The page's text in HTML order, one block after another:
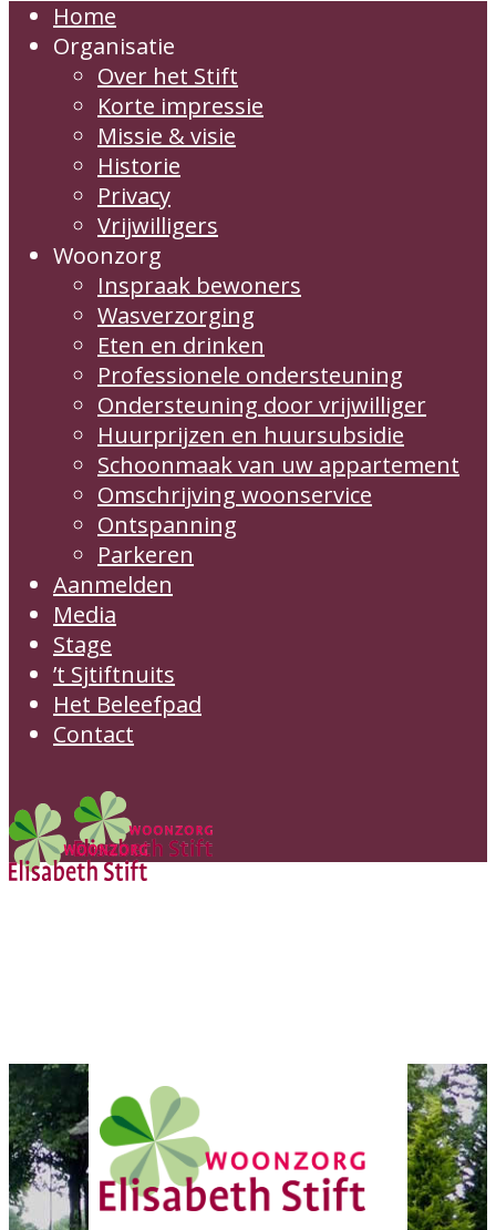
Home
Organisatie
Over het Stift
Korte impressie
Missie & visie
Historie
Privacy
Vrijwilligers
Woonzorg
Inspraak bewoners
Wasverzorging
Eten en drinken
Professionele ondersteuning
Ondersteuning door vrijwilliger
Huurprijzen en huursubsidie
Schoonmaak van uw appartement
Omschrijving woonservice
Ontspanning
Parkeren
Aanmelden
Media
Stage
’t Sjtiftnuits
Het Beleefpad
Contact